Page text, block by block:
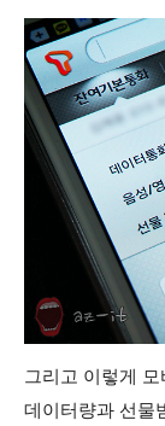
그리고 이렇게
데이터량과 선물